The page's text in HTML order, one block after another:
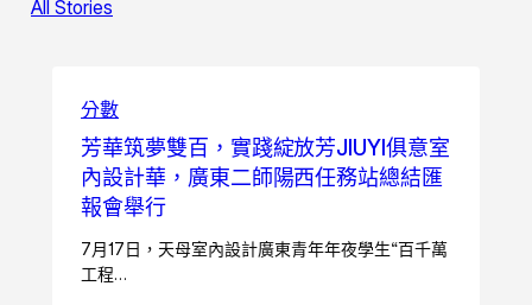
All Stories
分數
芳華筑夢雙百，實踐綻放芳JIUYI俱意室
內設計華，廣東二師陽西任務站總結匯
報會舉行
7月17日，天母室內設計廣東青年年夜學生“百千萬
工程…